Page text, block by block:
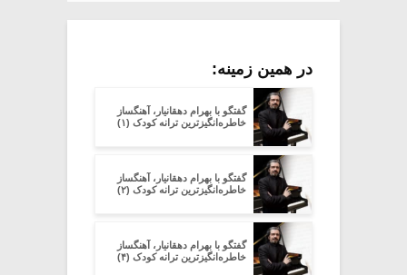
در همین زمینه:
گفتگو با بهرام دهقانیار، آهنگساز
خاطره‌انگیزترین ترانه کودک (۱)
گفتگو با بهرام دهقانیار، آهنگساز
خاطره‌انگیزترین ترانه کودک (۲)
گفتگو با بهرام دهقانیار، آهنگساز
خاطره‌انگیزترین ترانه کودک (۴)